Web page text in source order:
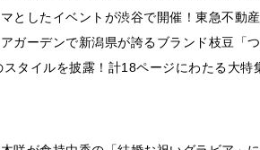
としたイベントが渋谷で開催！東急不動
ガーデンで新潟県が誇るブランド枝豆「
タイルを披露！計18ページにわたる大特